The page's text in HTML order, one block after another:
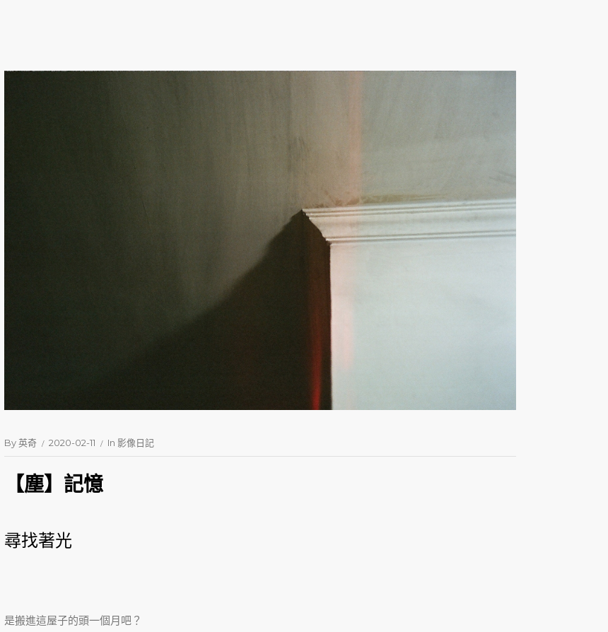
By英奇 2020-02-11 In 影像日記
【塵】記憶
尋找著光
是搬進這屋子的頭一個月吧？